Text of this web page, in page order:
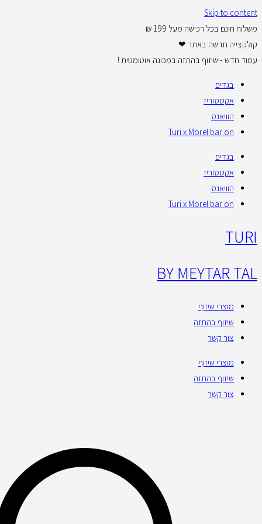
Skip to content
משלוח חינם בכל רכישה מעל 199 ₪
קולקצייה חדשה באתר ❤
עמוד חדש - שיזוף בהתזה במכונה אוטומטית !
בגדים
אקססוריז
הוויאנס
Turi x Morel bar on
בגדים
אקססוריז
הוויאנס
Turi x Morel bar on
TURI
BY MEYTAR TAL
מוצרי שיזוף
שיזוף בהתזה
צור קשר
מוצרי שיזוף
שיזוף בהתזה
צור קשר